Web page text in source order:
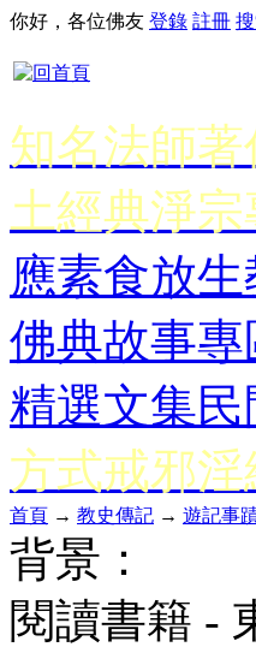
你好，各位佛友 登錄 註冊
知名法師著
土經典淨宗
應素食放生
佛典故事專
精選文集
方式戒邪淫
首頁 → 教史傳記 → 遊記事
背景：
閱讀書籍 -